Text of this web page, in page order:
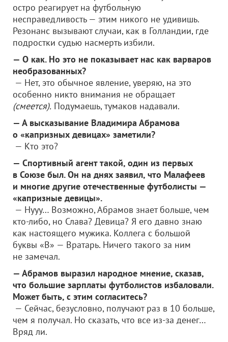
остро реагирует на футбольную
несправедливость — этим никого не удивишь.
Резонанс вызывают случаи, как в Голландии, где
подростки судью насмерть избили.
— О как. Но это не показывает нас как варваров
необразованных?
— Нет, это обычное явление, уверяю, на это
особенно никто внимания не обращает
(смеется). Подумаешь, тумаков надавали.
— А высказывание Владимира Абрамова
о «капризных девицах» заметили?
— Кто это?
— Спортивный агент такой, один из первых
в Союзе был. Он на днях заявил, что Малафеев
и многие другие отечественные футболисты —
«капризные девицы».
— Нууу… Возможно, Абрамов знает больше, чем
кто-либо, но Слава? Девица? Я его давно знаю
как настоящего мужика. Коллега с большой
буквы «В» — Вратарь. Ничего такого за ним
не замечал.
— Абрамов выразил народное мнение, сказав,
что большие зарплаты футболистов избаловали.
Может быть, с этим согласитесь?
— Сейчас, безусловно, получают раз в 10 больше,
чем я получал. Но сказать, что все из-за денег…
Вряд ли.